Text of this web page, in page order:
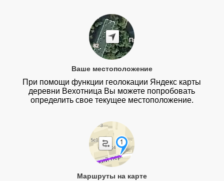
Ваше местоположение
При помощи функции геолокации Яндекс карты
деревни Вехотница Вы можете попробовать
определить свое текущее местоположение.
Маршруты на карте